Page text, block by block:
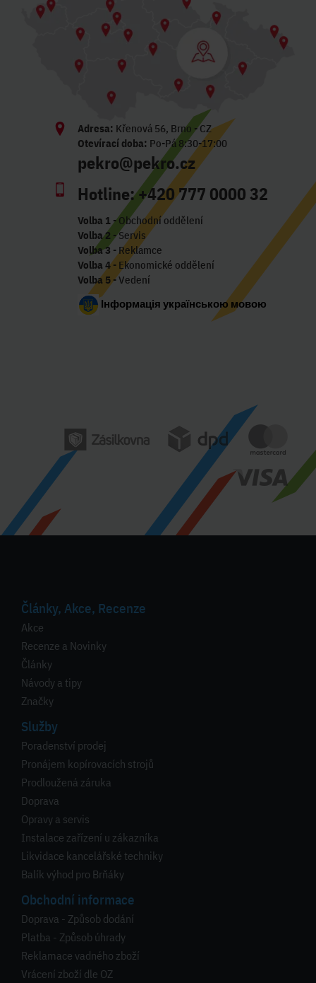
Adresa: Křenová 56, Brno - CZ
Otevírací doba: Po-Pá 8:30-17:00
pekro@pekro.cz
Hotline:+420 777 0000 32
Volba 1- Obchodní oddělení
Volba 2 - Servis
Volba 3 - Reklamce
Volba 4- Ekonomické oddělení
Volba 5- Vedení
Інформація українською мовою
Články, Akce, Recenze
Akce
Recenze a Novinky
Články
Návody a tipy
Značky
Služby
Poradenství prodej
Pronájem kopírovacích strojů
Prodloužená záruka
Doprava
Opravy a servis
Instalace zařízení u zákazníka
Likvidace kancelářské techniky
Balík výhod pro Brňáky
Obchodní informace
Doprava - Způsob dodání
Platba - Způsob úhrady
Reklamace vadného zboží
Vrácení zboží dle OZ